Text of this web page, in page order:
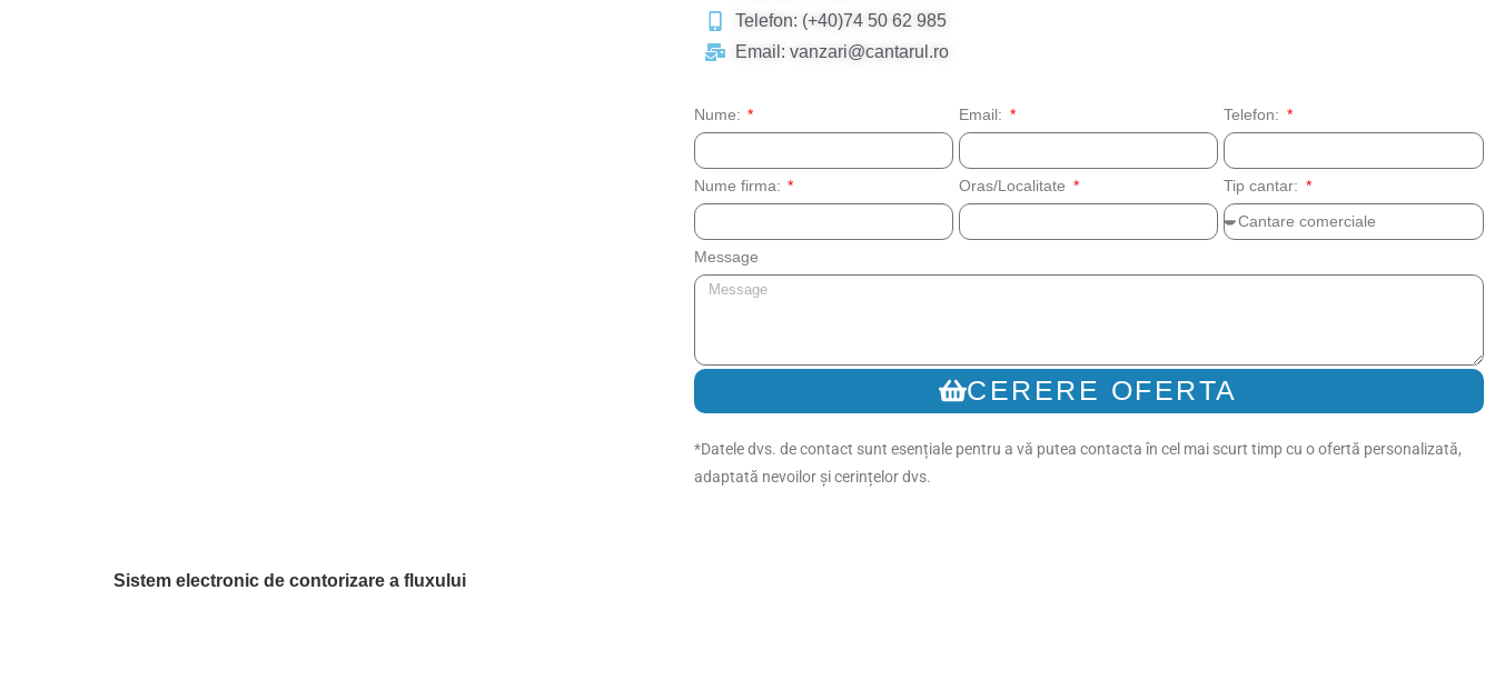
Telefon: (+40)74 50 62 985
Email: vanzari@cantarul.ro
Nume: Email: Telefon:
Nume firma: Oras/Localitate Tip cantar:
Message
CERERE OFERTA
*Datele dvs. de contact sunt esențiale pentru a vă putea contacta în cel mai scurt timp cu o ofertă personalizată,
adaptată nevoilor și cerințelor dvs.
Sistem electronic de contorizare a fluxului